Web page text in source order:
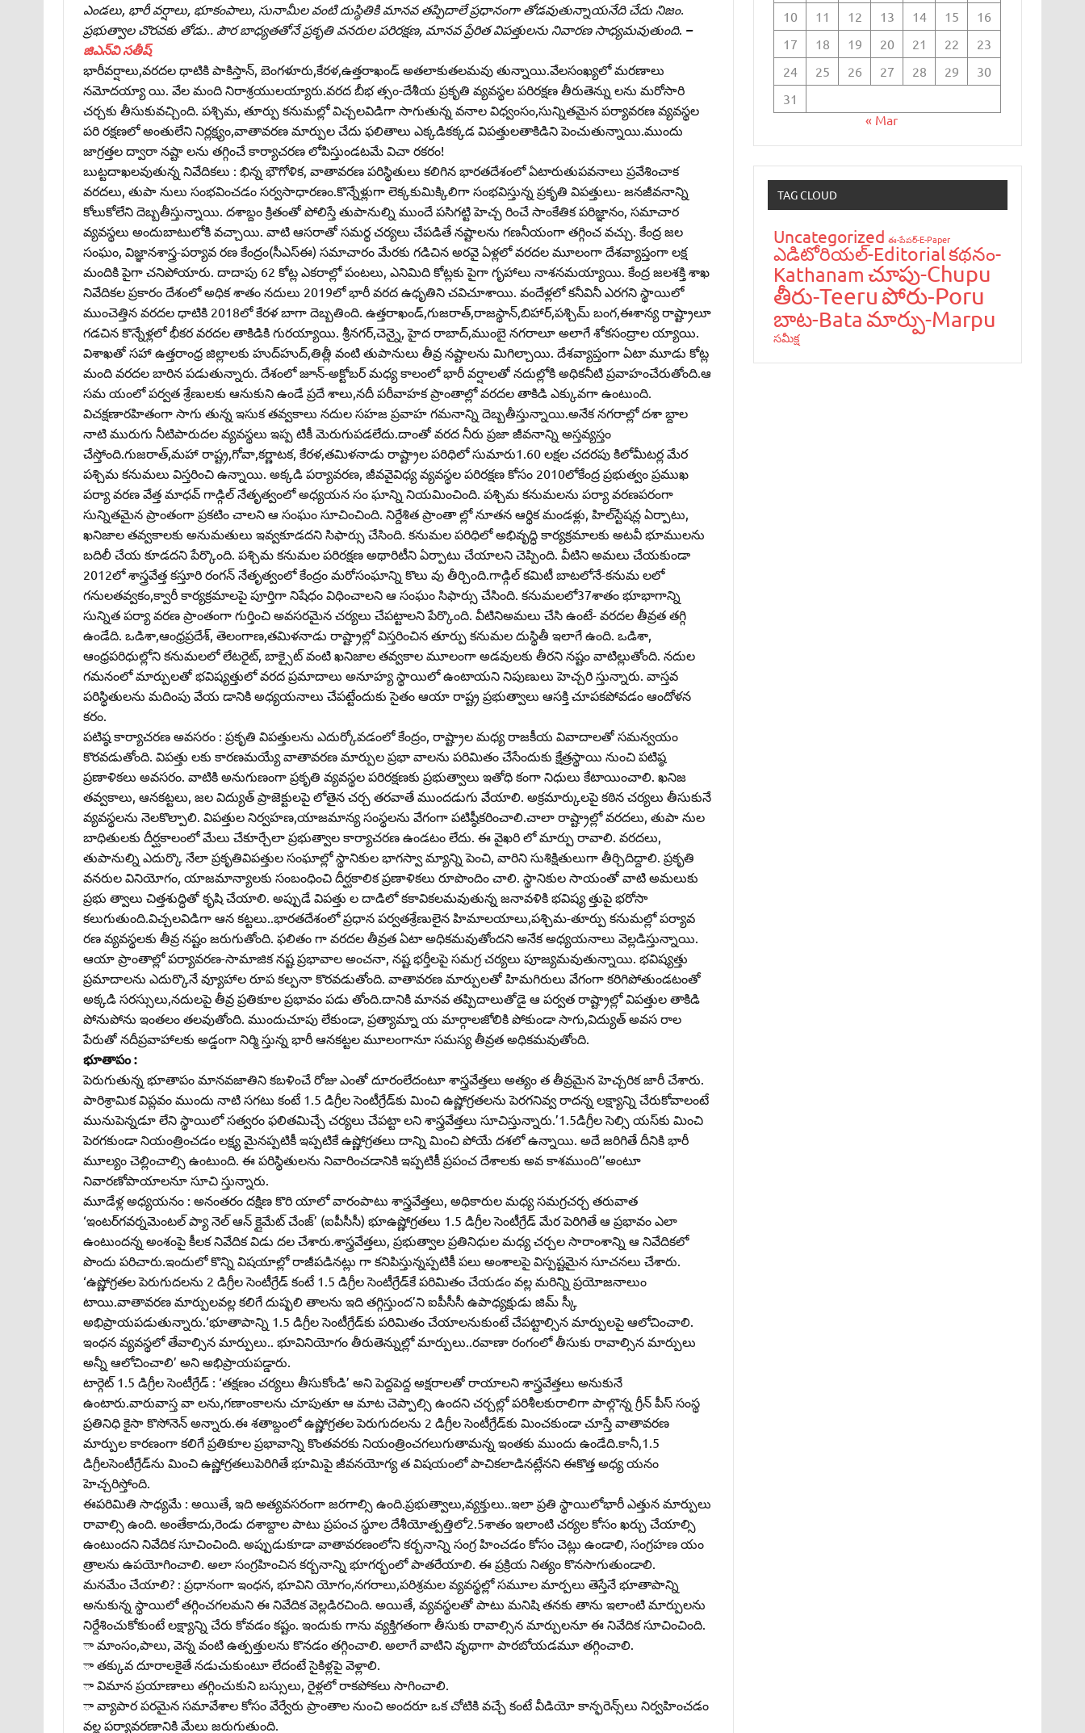
ఎండలు, భారీ వర్షాలు, భూకంపాలు, సునామీల వంటి దుస్థితికి మానవ తప్పిదాలే ప్రధానంగా తోడవుతున్నాయనేది చేదు నిజం.
ప్రభుత్వాల చొరవకు తోడు.. పౌర బాధ్యతతోనే ప్రకృతి వనరుల పరిరక్షణ, మానవ ప్రేరిత విపత్తులను నివారణ సాధ్యమవుతుంది. –
జిఎన్‌వి సతీష్‌
భారీవర్షాలు,వరదల ధాటికి పాకిస్తాన్‌, బెంగళూరు,కేరళ,ఉత్తరాఖండ్‌ అతలాకుతలమవు తున్నాయి.వేలసంఖ్యలో మరణాలు
నమోదయ్యా యి. వేల మంది నిరాశ్రయులయ్యారు.వరద బీభ త్సం-దేశీయ ప్రకృతి వ్యవస్థల పరిరక్షణ తీరుతెన్ను లను మరోసారి
చర్చకు తీసుకువచ్చింది. పశ్చిమ, తూర్పు కనుమల్లో విచ్చలవిడిగా సాగుతున్న వనాల విధ్వంసం,సున్నితమైన పర్యావరణ వ్యవస్థల
పరి రక్షణలో అంతులేని నిర్లక్ష్యం,వాతావరణ మార్పుల చేదు ఫలితాలు ఎక్కడికక్కడ విపత్తులతాకిడిని పెంచుతున్నాయి.ముందు
జాగ్రత్తల ద్వారా నష్టా లను తగ్గించే కార్యాచరణ లోపిస్తుండటమే విచా రకరం!
బుట్టదాఖలవుతున్న నివేదికలు : భిన్న భౌగోళిక, వాతావరణ పరిస్థితులు కలిగిన భారతదేశంలో ఏటారుతుపవనాలు ప్రవేశించాక
వరదలు, తుపా నులు సంభవించడం సర్వసాధారణం.కొన్నేళ్లుగా లెక్కకుమిక్కిలిగా సంభవిస్తున్న ప్రకృతి విపత్తులు- జనజీవనాన్ని
కోలుకోలేని దెబ్బతీస్తున్నాయి. దశాబ్దం క్రితంతో పోలిస్తే తుపానుల్ని ముందే పసిగట్టి హెచ్చ రించే సాంకేతిక పరిజ్ఞానం, సమాచార
వ్యవస్థలు అందుబాటులోకి వచ్చాయి. వాటి ఆసరాతో సమర్థ చర్యలు చేపడితే నష్టాలను గణనీయంగా తగ్గించ వచ్చు. కేంద్ర జల
సంఘం, విజ్ఞానశాస్త్ర-పర్యావ రణ కేంద్రం(సీఎస్‌ఈ) సమాచారం మేరకు గడిచిన అరవై ఏళ్లలో వరదల మూలంగా దేశవ్యాప్తంగా లక్ష
మందికి పైగా చనిపోయారు. దాదాపు 62 కోట్ల ఎకరాల్లో పంటలు, ఎనిమిది కోట్లకు పైగా గృహాలు నాశనమయ్యాయి. కేంద్ర జలశక్తి శాఖ
నివేదికల ప్రకారం దేశంలో అధిక శాతం నదులు 2019లో భారీ వరద ఉధృతిని చవిచూశాయి. వందేళ్లలో కనీవినీ ఎరగని స్థాయిలో
ముంచెత్తిన వరదల ధాటికి 2018లో కేరళ బాగా దెబ్బతింది. ఉత్తరాఖండ్‌,గుజరాత్‌,రాజస్థాన్‌,బిహార్‌,పశ్చిమ్‌ బంగ,ఈశాన్య రాష్ట్రాలూ
గడచిన కొన్నేళ్లలో భీకర వరదల తాకిడికి గురయ్యాయి. శ్రీనగర్‌,చెన్నై, హైద రాబాద్‌,ముంబై నగరాలూ అలాగే శోకసంద్రాల య్యాయి.
విశాఖతో సహా ఉత్తరాంధ్ర జిల్లాలకు హుద్‌హుద్‌,తిత్లీ వంటి తుపానులు తీవ్ర నష్టాలను మిగిల్చాయి. దేశవ్యాప్తంగా ఏటా మూడు కోట్ల
మంది వరదల బారిన పడుతున్నారు. దేశంలో జూన్‌-అక్టోబర్‌ మధ్య కాలంలో భారీ వర్షాలతో నదుల్లోకి అధికనీటి ప్రవాహంచేరుతోంది.ఆ
సమ యంలో పర్వత శ్రేణులకు ఆనుకుని ఉండే ప్రదే శాలు,నదీ పరీవాహక ప్రాంతాల్లో వరదల తాకిడి ఎక్కువగా ఉంటుంది.
విచక్షణారహితంగా సాగు తున్న ఇసుక తవ్వకాలు నదుల సహజ ప్రవాహ గమనాన్ని దెబ్బతీస్తున్నాయి.అనేక నగరాల్లో దశా బ్దాల
నాటి మురుగు నీటిపారుదల వ్యవస్థలు ఇప్ప టికీ మెరుగుపడలేదు.దాంతో వరద నీరు ప్రజా జీవనాన్ని అస్తవ్యస్తం
చేస్తోంది.గుజరాత్‌,మహా రాష్ట్ర,గోవా,కర్ణాటక, కేరళ,తమిళనాడు రాష్ట్రాల పరిధిలో సుమారు1.60 లక్షల చదరపు కిలోమీటర్ల మేర
పశ్చిమ కనుమలు విస్తరించి ఉన్నాయి. అక్కడి పర్యావరణ, జీవవైవిధ్య వ్యవస్థల పరిరక్షణ కోసం 2010లోకేంద్ర ప్రభుత్వం ప్రముఖ
పర్యా వరణ వేత్త మాధవ్‌ గాడ్గిల్‌ నేతృత్వంలో అధ్యయన సం ఘాన్ని నియమించింది. పశ్చిమ కనుమలను పర్యా వరణపరంగా
సున్నితమైన ప్రాంతంగా ప్రకటిం చాలని ఆ సంఘం సూచించింది. నిర్దేశిత ప్రాంతా ల్లో నూతన ఆర్థిక మండళ్లు, హిల్‌స్టేషన్ల ఏర్పాటు,
ఖనిజాల తవ్వకాలకు అనుమతులు ఇవ్వకూడదని సిఫార్సు చేసింది. కనుమల పరిధిలో అభివృద్ధి కార్యక్రమాలకు అటవీ భూములను
బదిలీ చేయ కూడదని పేర్కొంది. పశ్చిమ కనుమల పరిరక్షణ అథారిటీని ఏర్పాటు చేయాలని చెప్పింది. వీటిని అమలు చేయకుండా
2012లో శాస్త్రవేత్త కస్తూరి రంగన్‌ నేతృత్వంలో కేంద్రం మరోసంఘాన్ని కొలు వు తీర్చింది.గాడ్గిల్‌ కమిటీ బాటలోనే-కనుమ లలో
గనులతవ్వకం,క్వారీ కార్యక్రమాలపై పూర్తిగా నిషేధం విధించాలని ఆ సంఘం సిఫార్సు చేసింది. కనుమలలో37శాతం భూభాగాన్ని
సున్నిత పర్యా వరణ ప్రాంతంగా గుర్తించి అవసరమైన చర్యలు చేపట్టాలని పేర్కొంది. వీటినిఅమలు చేసి ఉంటే- వరదల తీవ్రత తగ్గి
ఉండేది. ఒడిశా,ఆంధ్రప్రదేశ్‌, తెలంగాణ,తమిళనాడు రాష్ట్రాల్లో విస్తరించిన తూర్పు కనుమల దుస్థితీ ఇలాగే ఉంది. ఒడిశా,
ఆంధ్రపరిధుల్లోని కనుమలలో లేటరైట్‌, బాక్సైట్‌ వంటి ఖనిజాల తవ్వకాల మూలంగా అడవులకు తీరని నష్టం వాటిల్లుతోంది. నదుల
గమనంలో మార్పులతో భవిష్యత్తులో వరద ప్రమాదాలు అనూహ్య స్థాయిలో ఉంటాయని నిపుణులు హెచ్చరి స్తున్నారు. వాస్తవ
పరిస్థితులను మదింపు వేయ డానికి అధ్యయనాలు చేపట్టేందుకు సైతం ఆయా రాష్ట్ర ప్రభుత్వాలు ఆసక్తి చూపకపోవడం ఆందోళన
కరం.
పటిష్ఠ కార్యాచరణ అవసరం : ప్రకృతి విపత్తులను ఎదుర్కోవడంలో కేంద్రం, రాష్ట్రాల మధ్య రాజకీయ వివాదాలతో సమన్వయం
కొరవడుతోంది. విపత్తు లకు కారణమయ్యే వాతావరణ మార్పుల ప్రభా వాలను పరిమితం చేసేందుకు క్షేత్రస్థాయి నుంచి పటిష్ఠ
ప్రణాళికలు అవసరం. వాటికి అనుగుణంగా ప్రకృతి వ్యవస్థల పరిరక్షణకు ప్రభుత్వాలు ఇతోధి కంగా నిధులు కేటాయించాలి. ఖనిజ
తవ్వకాలు, ఆనకట్టలు, జల విద్యుత్‌ ప్రాజెక్టులపై లోతైన చర్చ తరవాతే ముందడుగు వేయాలి. అక్రమార్కులపై కఠిన చర్యలు తీసుకునే
వ్యవస్థలను నెలకొల్పాలి. విపత్తుల నిర్వహణ,యాజమాన్య సంస్థలను వేగంగా పటిష్ఠీకరించాలి.చాలా రాష్ట్రాల్లో వరదలు, తుపా నుల
బాధితులకు దీర్ఘకాలంలో మేలు చేకూర్చేలా ప్రభుత్వాల కార్యాచరణ ఉండటం లేదు. ఈ వైఖరి లో మార్పు రావాలి. వరదలు,
తుపానుల్ని ఎదుర్కొ నేలా ప్రకృతివిపత్తుల సంఘాల్లో స్థానికుల భాగస్వా మ్యాన్ని పెంచి, వారిని సుశిక్షితులుగా తీర్చిదిద్దాలి. ప్రకృతి
వనరుల వినియోగం, యాజమాన్యాలకు సంబంధించి దీర్ఘకాలిక ప్రణాళికలు రూపొందిం చాలి. స్థానికుల సాయంతో వాటి అమలుకు
ప్రభు త్వాలు చిత్తశుద్ధితో కృషి చేయాలి. అప్పుడే విపత్తు ల దాడిలో కకావికలమవుతున్న జనావళికి భవిష్య త్తుపై భరోసా
కలుగుతుంది.విచ్చలవిడిగా ఆన కట్టలు..భారతదేశంలో ప్రధాన పర్వతశ్రేణులైన హిమాలయాలు,పశ్చిమ-తూర్పు కనుమల్లో పర్యావ
రణ వ్యవస్థలకు తీవ్ర నష్టం జరుగుతోంది. ఫలితం గా వరదల తీవ్రత ఏటా అధికమవుతోందని అనేక అధ్యయనాలు వెల్లడిస్తున్నాయి.
ఆయా ప్రాంతాల్లో పర్యావరణ-సామాజిక నష్ట ప్రభావాల అంచనా, నష్ట భర్తీలపై సమగ్ర చర్యలు పూజ్యమవుతున్నాయి. భవిష్యత్తు
ప్రమాదాలను ఎదుర్కొనే వ్యూహాల రూప కల్పనా కొరవడుతోంది. వాతావరణ మార్పులతో హిమగిరులు వేగంగా కరిగిపోతుండటంతో
అక్కడి సరస్సులు,నదులపై తీవ్ర ప్రతికూల ప్రభావం పడు తోంది.దానికి మానవ తప్పిదాలుతోడై ఆ పర్వత రాష్ట్రాల్లో విపత్తుల తాకిడి
పోనుపోను ఇంతలం తలవుతోంది. ముందుచూపు లేకుండా, ప్రత్యామ్నా య మార్గాలజోలికి పోకుండా సాగు,విద్యుత్‌ అవస రాల
పేరుతో నదీప్రవాహాలకు అడ్డంగా నిర్మి స్తున్న భారీ ఆనకట్టల మూలంగానూ సమస్య తీవ్రత అధికమవుతోంది.
భూతాపం :
పెరుగుతున్న భూతాపం మానవజాతిని కబళించే రోజు ఎంతో దూరంలేదంటూ శాస్త్రవేత్తలు అత్యం త తీవ్రమైన హెచ్చరిక జారీ చేశారు.
పారిశ్రామిక విప్లవం ముందు నాటి సగటు కంటే 1.5 డిగ్రీల సెంటీగ్రేడ్‌కు మించి ఉష్ణోగ్రతలను పెరగనివ్వ రాదన్న లక్ష్యాన్ని చేరుకోవాలంటే
మునుపెన్నడూ లేని స్థాయిలో సత్వరం ఫలితమిచ్చే చర్యలు చేపట్టా లని శాస్త్రవేత్తలు సూచిస్తున్నారు.’1.5డిగ్రీల సెల్సి యస్‌కు మించి
పెరగకుండా నియంత్రించడం లక్ష్య మైనప్పటికీ ఇప్పటికే ఉష్ణోగ్రతలు దాన్ని మించి పోయే దశలో ఉన్నాయి. అదే జరిగితే దీనికి భారీ
మూల్యం చెల్లించాల్సి ఉంటుంది. ఈ పరిస్థితులను నివారించడానికి ఇప్పటికీ ప్రపంచ దేశాలకు అవ కాశముంది’’అంటూ
నివారణోపాయాలనూ సూచి స్తున్నారు.
మూడేళ్ల అధ్యయనం : అనంతరం దక్షిణ కొరి యాలో వారంపాటు శాస్త్రవేత్తలు, అధికారుల మధ్య సమగ్రచర్చ తరువాత
‘ఇంటర్‌గవర్నమెంటల్‌ ప్యా నెల్‌ ఆన్‌ క్లైమేట్‌ చేంజ్‌’ (ఐపీసీసీ) భూఉష్ణోగ్రతలు 1.5 డిగ్రీల సెంటీగ్రేడ్‌ మేర పెరిగితే ఆ ప్రభావం ఎలా
ఉంటుందన్న అంశంపై కీలక నివేదిక విడు దల చేశారు.శాస్త్రవేత్తలు, ప్రభుత్వాల ప్రతినిధుల మధ్య చర్చల సారాంశాన్ని ఆ నివేదికలో
పొందు పరిచారు.ఇందులో కొన్ని విషయాల్లో రాజీపడినట్లు గా కనిపిస్తున్నప్పటికీ పలు అంశాలపై విస్పష్టమైన సూచనలు చేశారు.
‘ఉష్ణోగ్రతల పెరుగుదలను 2 డిగ్రీల సెంటీగ్రేడ్‌ కంటే 1.5 డిగ్రీల సెంటీగ్రేడ్‌కే పరిమితం చేయడం వల్ల మరిన్ని ప్రయోజనాలుం
టాయి.వాతావరణ మార్పులవల్ల కలిగే దుష్ఫలి తాలను ఇది తగ్గిస్తుంద’ని ఐపీసీసీ ఉపాధ్యక్షుడు జిమ్‌ స్కీ
అభిప్రాయపడుతున్నారు.‘భూతాపాన్ని 1.5 డిగ్రీల సెంటీగ్రేడ్‌కు పరిమితం చేయాలనుకుంటే చేపట్టాల్సిన మార్పులపై ఆలోచించాలి.
ఇంధన వ్యవస్థలో తేవాల్సిన మార్పులు.. భూవినియోగం తీరుతెన్నుల్లో మార్పులు..రవాణా రంగంలో తీసుకు రావాల్సిన మార్పులు
అన్నీ ఆలోచించాలి’ అని అభిప్రాయపడ్డారు.
టార్గెట్‌ 1.5 డిగ్రీల సెంటీగ్రేడ్‌ : ‘తక్షణం చర్యలు తీసుకోండి’ అని పెద్దపెద్ద అక్షరాలతో రాయాలని శాస్త్రవేత్తలు అనుకునే
ఉంటారు.వారువాస్త వా లను,గణాంకాలను చూపుతూ ఆ మాట చెప్పాల్సి ఉందని చర్చల్లో పరిశీలకురాలిగా పాల్గొన్న గ్రీన్‌ పీస్‌ సంస్థ
ప్రతినిధి కైసా కొసోనెన్‌ అన్నారు.ఈ శతాబ్దంలో ఉష్ణోగ్రతల పెరుగుదలను 2 డిగ్రీల సెంటీగ్రేడ్‌కు మించకుండా చూస్తే వాతావరణ
మార్పుల కారణంగా కలిగే ప్రతికూల ప్రభావాన్ని కొంతవరకు నియంత్రించగలుగుతామన్న ఇంతకు ముందు ఉండేది.కానీ,1.5
డిగ్రీలసెంటీగ్రేడ్‌ను మించి ఉష్ణోగ్రతలుపెరిగితే భూమిపై జీవనయోగ్య త విషయంలో పాచికలాడినట్లేనని ఈకొత్త అధ్య యనం
హెచ్చరిస్తోంది.
ఈపరిమితి సాధ్యమే : అయితే, ఇది అత్యవసరంగా జరగాల్సి ఉంది.ప్రభుత్వాలు,వ్యక్తులు..ఇలా ప్రతి స్థాయిలోభారీ ఎత్తున మార్పులు
రావాల్సి ఉంది. అంతేకాదు,రెండు దశాబ్దాల పాటు ప్రపంచ స్థూల దేశీయోత్పత్తిలో2.5శాతం ఇలాంటి చర్యల కోసం ఖర్చు చేయాల్సి
ఉంటుందని నివేదిక సూచించింది. అప్పుడుకూడా వాతావరణంలోని కర్బనాన్ని సంగ్ర హించడం కోసం చెట్లు ఉండాలి, సంగ్రహణ యం
త్రాలను ఉపయోగించాలి. అలా సంగ్రహించిన కర్బనాన్ని భూగర్భంలో పాతరేయాలి. ఈ ప్రక్రియ నిత్యం కొనసాగుతుండాలి.
మనమేం చేయాలి? : ప్రధానంగా ఇంధన, భూవిని యోగం,నగరాలు,పరిశ్రమల వ్యవస్థల్లో సమూల మార్పలు తెస్తేనే భూతాపాన్ని
అనుకున్న స్థాయిలో తగ్గించగలమని ఈ నివేదిక వెల్లడిరచింది. అయితే, వ్యవస్థలతో పాటు మనిషి తనకు తాను ఇలాంటి మార్పులను
నిర్దేశించుకోకుంటే లక్ష్యాన్ని చేరు కోవడం కష్టం. ఇందుకు గాను వ్యక్తిగతంగా తీసుకు రావాల్సిన మార్పులనూ ఈ నివేదిక సూచించింది.
ా మాంసం,పాలు, వెన్న వంటి ఉత్పత్తులను కొనడం తగ్గించాలి. అలాగే వాటిని వృథాగా పారబోయడమూ తగ్గించాలి.
ా తక్కువ దూరాలకైతే నడుచుకుంటూ లేదంటే సైకిళ్లపై వెళ్లాలి.
ా విమాన ప్రయాణాలు తగ్గించుకుని బస్సులు, రైళ్లలో రాకపోకలు సాగించాలి.
ా వ్యాపార పరమైన సమావేశాల కోసం వేర్వేరు ప్రాంతాల నుంచి అందరూ ఒక చోటికి వచ్చే కంటే వీడియో కాన్ఫరెన్స్‌లు నిర్వహించడం
వల్ల పర్యావరణానికి మేలు జరుగుతుంది.
10
11 12 13 14 15
16
17
18 19 20 21 22
23
24
25 26 27 28 29
30
31
« Mar
TAG CLOUD
Uncategorized ఈ-పేప‌ర్-E-Paper
ఎడిటోరియ‌ల్-Editorialక‌థ‌నం-
Kathanam చూపు-Chupu
తీరు-Teeruపోరు-Poru
బాట‌-Bata మార్పు-Marpu
స‌మీక్ష‌